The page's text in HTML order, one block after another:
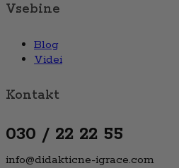
Vsebine
Blog
Videi
Kontakt
030 / 22 22 55
info@didakticne-igrace.com